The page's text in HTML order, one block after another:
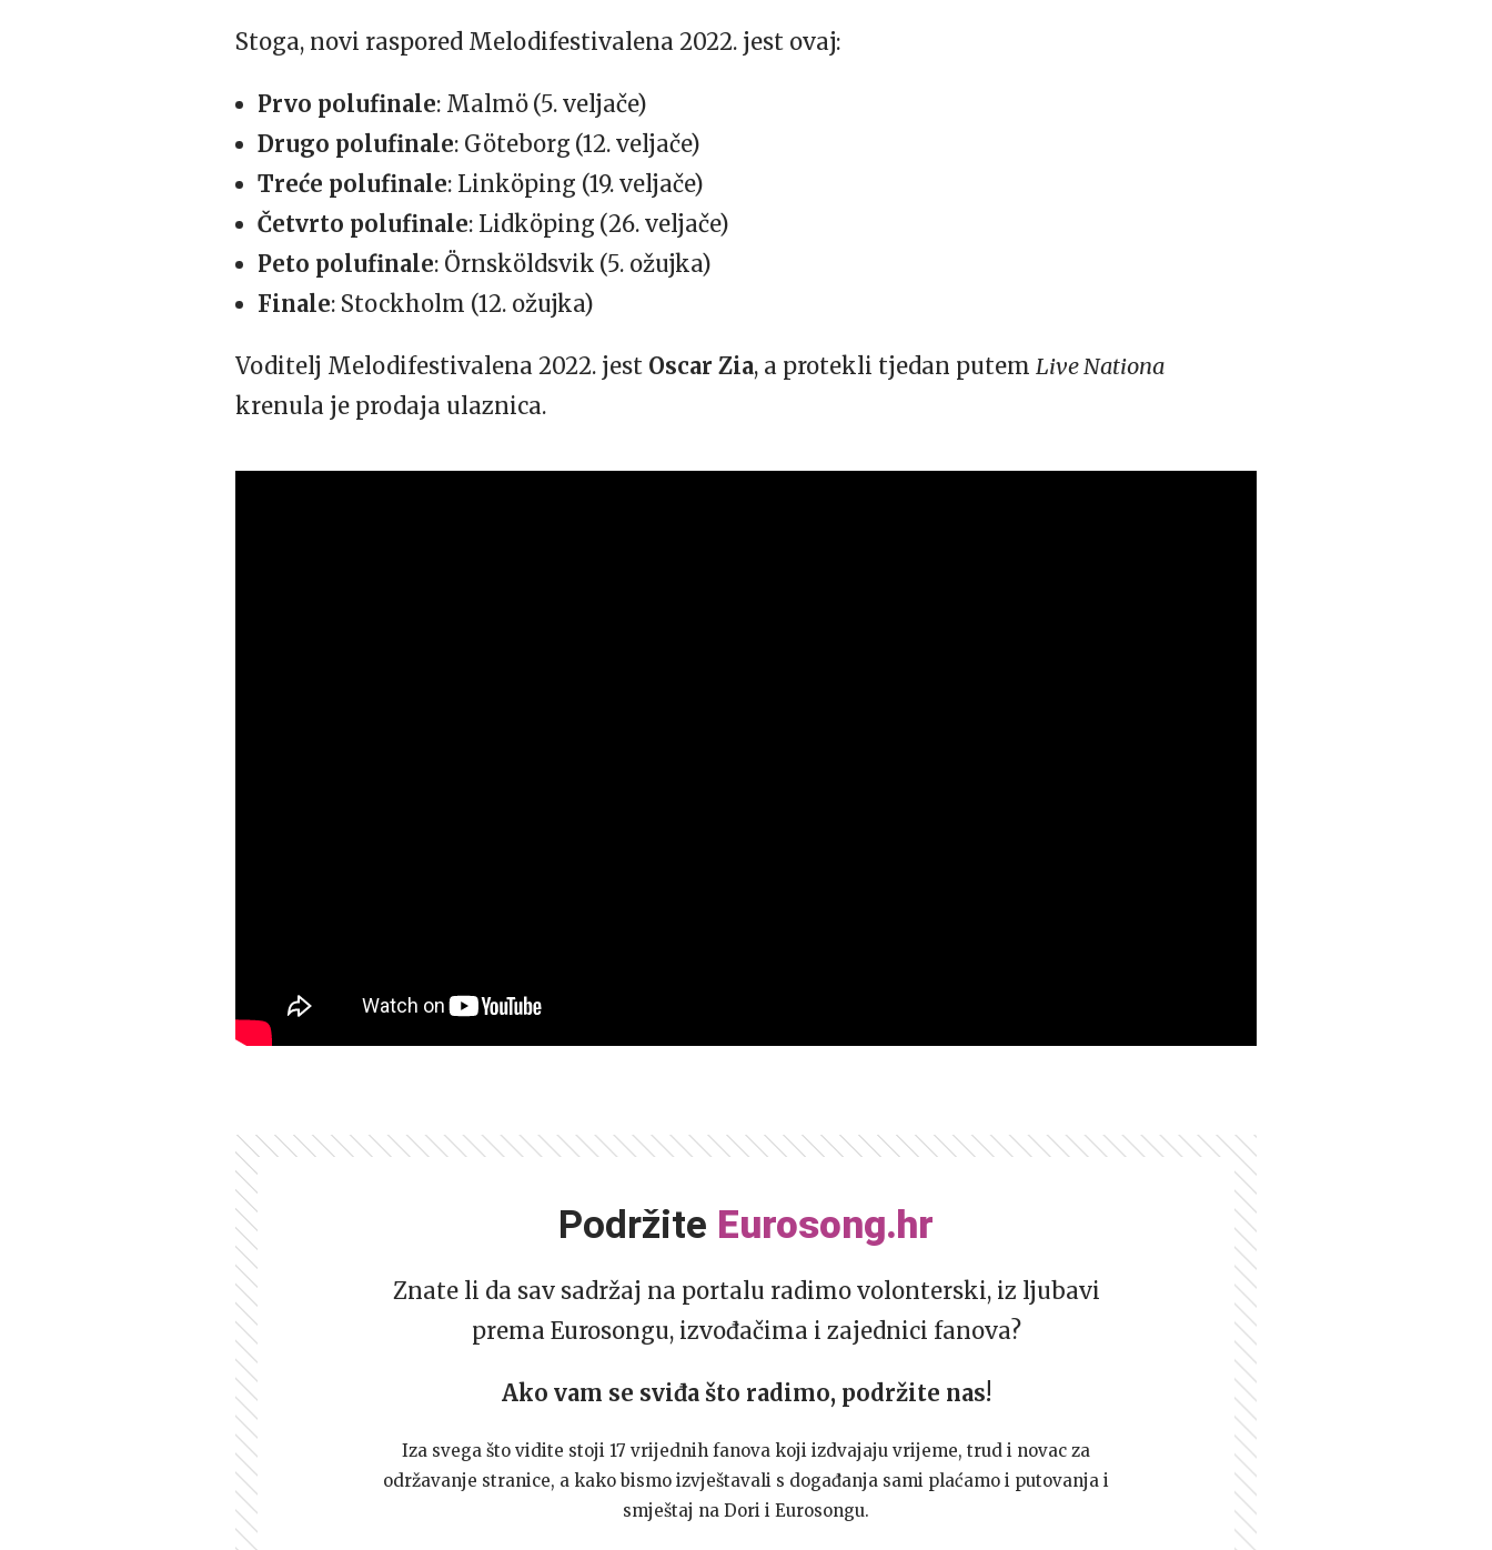
Stoga, novi raspored Melodifestivalena 2022. jest ovaj:
Prvo polufinale: Malmö (5. veljače)
Drugo polufinale: Göteborg (12. veljače)
Treće polufinale: Linköping (19. veljače)
Četvrto polufinale: Lidköping (26. veljače)
Peto polufinale: Örnsköldsvik (5. ožujka)
Finale: Stockholm (12. ožujka)
Voditelj Melodifestivalena 2022. jest Oscar Zia, a protekli tjedan putem Live Nationa
krenula je prodaja ulaznica.
Podržite Eurosong.hr
Znate li da sav sadržaj na portalu radimo volonterski, iz ljubavi
prema Eurosongu, izvođačima i zajednici fanova?
Ako vam se sviđa što radimo, podržite nas!
Iza svega što vidite stoji 17 vrijednih fanova koji izdvajaju vrijeme, trud i novac za
održavanje stranice, a kako bismo izvještavali s događanja sami plaćamo i putovanja i
smještaj na Dori i Eurosongu.